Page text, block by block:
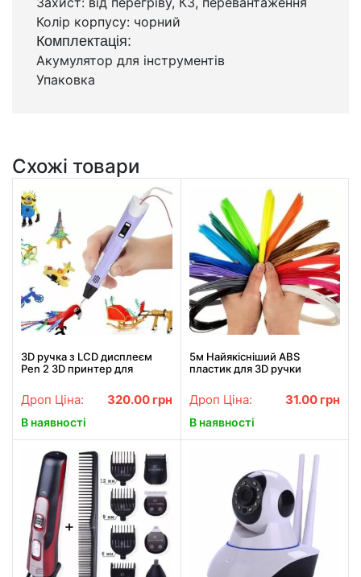
Колір корпусу: чорний
Комплектація:
Акумулятор для інструментів
Упаковка
Схожі товари
3D ручка з LCD дисплеєм
Pen 2 3D принтер для
Дроп Ціна: 320.00 грн
В наявності
5м Найякісніший ABS
пластик для 3D ручки
Дроп Ціна: 31.00 грн
В наявності